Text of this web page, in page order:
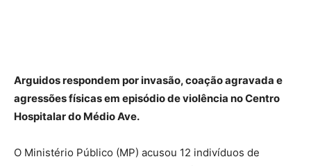
Arguidos respondem por invasão, coação agravada e
agressões físicas em episódio de violência no Centro
Hospitalar do Médio Ave.
O Ministério Público (MP) acusou 12 indivíduos de